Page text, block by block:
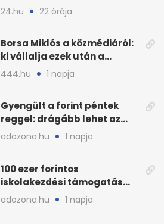
áram Magyarországon
24.hu 22 órája
Borsa Miklós a közmédiáról:
ki vállalja ezek után a
munkát?
444.hu 1 napja
Gyengült a forint péntek
reggel: drágább lehet az
euró és a dollár
adozona.hu 1 napja
100 ezer forintos
iskolakezdési támogatás
2026 őszén: adózás,
munkáltatói plusz
adozona.hu 1 napja